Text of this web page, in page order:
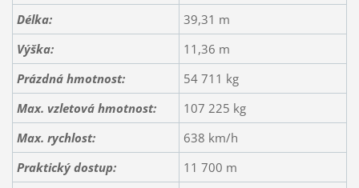
Délka:
39,31 m
Výška:
11,36 m
Prázdná hmotnost:
54 711 kg
Max. vzletová hmotnost:
107 225 kg
Max. rychlost:
638 km/h
Praktický dostup:
11 700 m